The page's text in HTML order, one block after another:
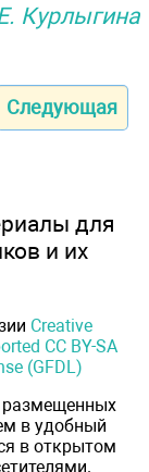
Курлыгина
Следующая
для
и их
Creative
CC BY-SA
(GFDL)
размещенных
в удобный
в открытом